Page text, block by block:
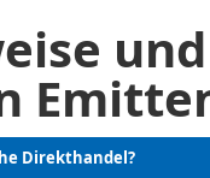
Direkthandel?